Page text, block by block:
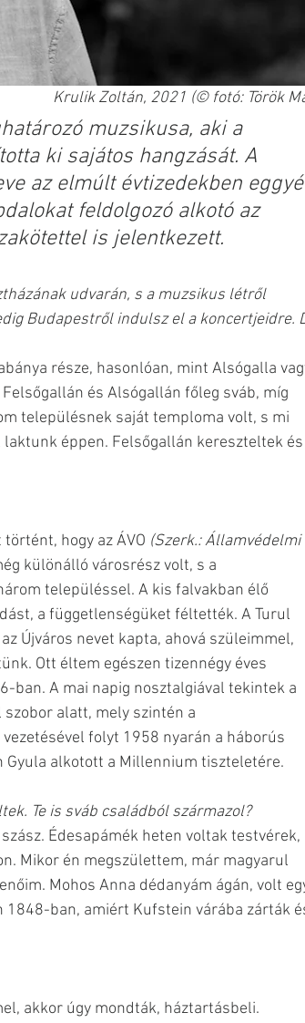
Krulik Zoltán, 2021 (© fotó: Török
muzsikusa, aki a
ki sajátos hangzását. A
az elmúlt évtizedekben
feldolgozó alkotó az
is jelentkezett.
udvarán, s a muzsikus létről
Budapestről indulsz el a koncertjeidre.
része, hasonlóan, mint Alsógalla
és Alsógallán főleg sváb, míg
településnek saját temploma volt, s mi
éppen. Felsőgallán kereszteltek
hogy az ÁVO (Szerk.: Államvédelmi
különálló városrész volt, s a
településsel. A kis falvakban élő
a függetlenségüket féltették. A Turul
Újváros nevet kapta, ahová szüleimmel,
Ott éltem egészen tizennégy éves
ban. A mai napig nosztalgiával tekintek a
alatt, mely szintén a
vezetésével folyt 1958 nyarán a háborús
alkotott a Millennium tiszteletére.
Te is sváb családból származol?
Édesapámék heten voltak testvérek,
Mikor én megszülettem, már magyarul
Mohos Anna dédanyám ágán, volt
1848-ban, amiért Kufstein várába zárták
akkor úgy mondták, háztartásbeli.